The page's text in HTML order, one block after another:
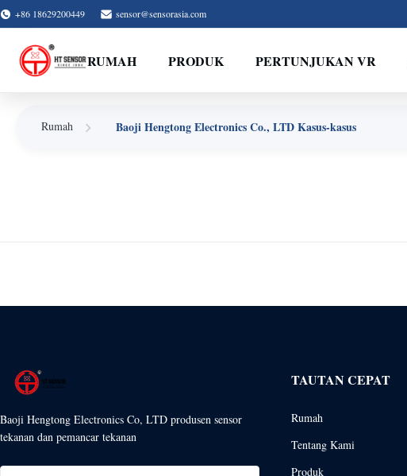
+86 18629200449 sensor@sensorasia.com
RUMAH PRODUK PERTUNJUKAN VR
Rumah Baoji Hengtong Electronics Co., LTD Kasus-kasus
Baoji Hengtong Electronics Co, LTD produsen sensor
tekanan dan pemancar tekanan
TAUTAN CEPAT
Rumah
Tentang Kami
Produk